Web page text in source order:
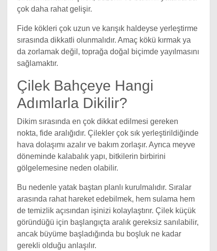
çok daha rahat gelişir.
Fide kökleri çok uzun ve karışık haldeyse yerleştirme
sırasında dikkatli olunmalıdır. Amaç kökü kırmak ya
da zorlamak değil, toprağa doğal biçimde yayılmasını
sağlamaktır.
Çilek Bahçeye Hangi
Adımlarla Dikilir?
Dikim sırasında en çok dikkat edilmesi gereken
nokta, fide aralığıdır. Çilekler çok sık yerleştirildiğinde
hava dolaşımı azalır ve bakım zorlaşır. Ayrıca meyve
döneminde kalabalık yapı, bitkilerin birbirini
gölgelemesine neden olabilir.
Bu nedenle yatak baştan planlı kurulmalıdır. Sıralar
arasında rahat hareket edebilmek, hem sulama hem
de temizlik açısından işinizi kolaylaştırır. Çilek küçük
göründüğü için başlangıçta aralık gereksiz sanılabilir,
ancak büyüme başladığında bu boşluk ne kadar
gerekli olduğu anlaşılır.